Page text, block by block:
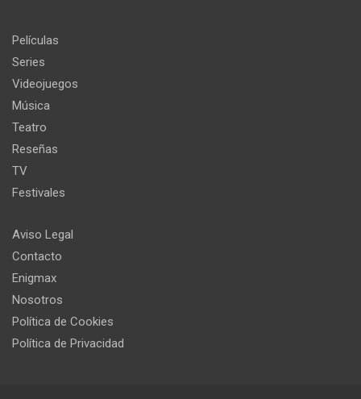
Películas
Series
Videojuegos
Música
Teatro
Reseñas
TV
Festivales
Aviso Legal
Contacto
Enigmax
Nosotros
Política de Cookies
Política de Privacidad